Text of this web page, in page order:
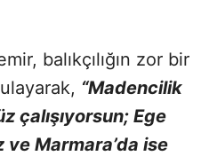
balıkçılığın zor bir
“Madencilik
çalışıyorsun; Ege
Marmara’da ise